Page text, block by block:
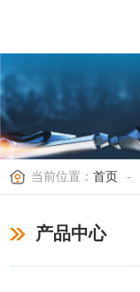
当前位置： 首页 -
产品中心